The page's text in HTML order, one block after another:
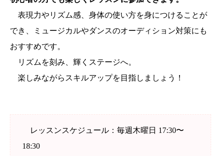
表現力やリズム感、身体の使い方を身につけることが
でき、ミュージカルやダンスのオーディション対策にも
おすすめです。
リズムを刻み、輝くステージへ。
楽しみながらスキルアップを目指しましょう！
レッスンスケジュール：毎週木曜日 17:30〜
18:30